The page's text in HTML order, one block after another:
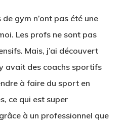
gym n’ont pas été une
Les profs ne sont pas
Mais, j’ai découvert
avait des coachs sportifs
à faire du sport en
ce qui est super
à un professionnel que